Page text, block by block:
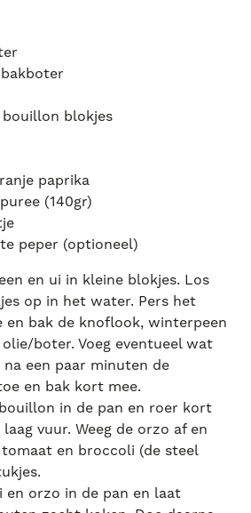
blokjes
paprika
(140gr)
peper (optioneel)
en ui in kleine blokjes. Los
op in het water. Pers het
en bak de knoflook, winterpeen
boter. Voeg eventueel wat
na een paar minuten de
en bak kort mee.
in de pan en roer kort
vuur. Weeg de orzo af en
en broccoli (de steel
en orzo in de pan en laat